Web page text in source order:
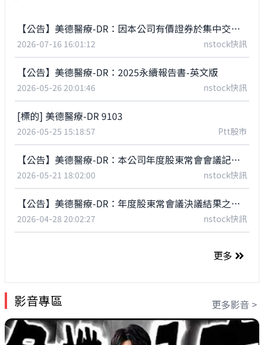
【公告】美德醫療-DR：因本公司有價證券於集中交易市場達公布注意交易資訊標準，故公布原上市地已公開之財務資訊，以利投資人區別瞭解。
2026-07-16 16:01:12 nstock快訊
【公告】美德醫療-DR：2025永續報告書-英文版
2026-05-26 20:01:46 nstock快訊
[標的] 美德醫療-DR 9103
2026-05-25 15:18:57 Ptt股市
【公告】美德醫療-DR：本公司年度股東常會會議記錄之公告-英文版
2026-05-21 18:02:00 nstock快訊
【公告】美德醫療-DR：年度股東常會議決議結果之公告-英文版
2026-04-28 20:02:27 nstock快訊
更多
影音專區 更多影音 >